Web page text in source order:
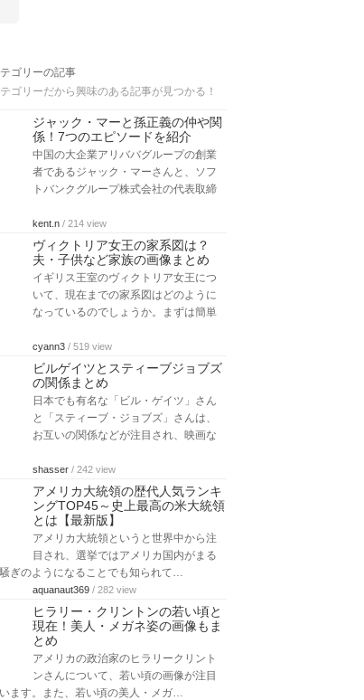
ゴリーの記事
テゴリーだから興味のある記事が見つかる！
ジャック・マーと孫正義の仲や関
係！7つのエピソードを紹介
中国の大企業アリババグループの創業
者であるジャック・マーさんと、ソフ
トバンクグループ株式会社の代表取締
kent.n/ 214 view
ヴィクトリア女王の家系図は？
夫・子供など家族の画像まとめ
イギリス王室のヴィクトリア女王につ
いて、現在までの家系図はどのように
なっているのでしょうか。まずは簡単
ビルゲイツとスティーブジョブズ
の関係まとめ
日本でも有名な「ビル・ゲイツ」さん
と「スティーブ・ジョブズ」さんは、
お互いの関係などが注目され、映画な